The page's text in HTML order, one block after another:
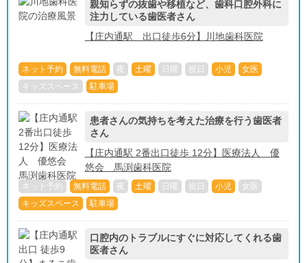
親知らずの抜歯や移植など、歯科口腔外科に
注力している歯医者さん
【庄内通駅 出口徒歩6分】川地歯科医院
ネット予約 無料電話 夜 土曜 日曜 祝日 小児
女医
キッズスペース
駐車場
患者さんの気持ちを考えた治療を行う歯医者
さん
【庄内通駅 2番出口徒歩 12分】医療法人 優
悠会 馬渕歯科医院
ネット予約 無料電話 夜 土曜 日曜 祝日 小児
女医
キッズスペース
駐車場
口腔内のトラブルにすぐに対応してくれる歯
医者さん